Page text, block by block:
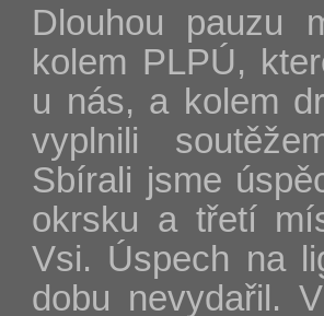
Dlouhou pauzu
kolem PLPÚ,
u nás, a kolem
vyplnili
Sbírali jsme
okrsku a třetí
Vsi. Úspech na
dobu nevydařil.